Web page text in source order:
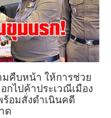
มคืบหน้า ให้การช่วย
กไปค้าประเวณีเมือง
ร้อมสั่งดำเนินคดี
ด